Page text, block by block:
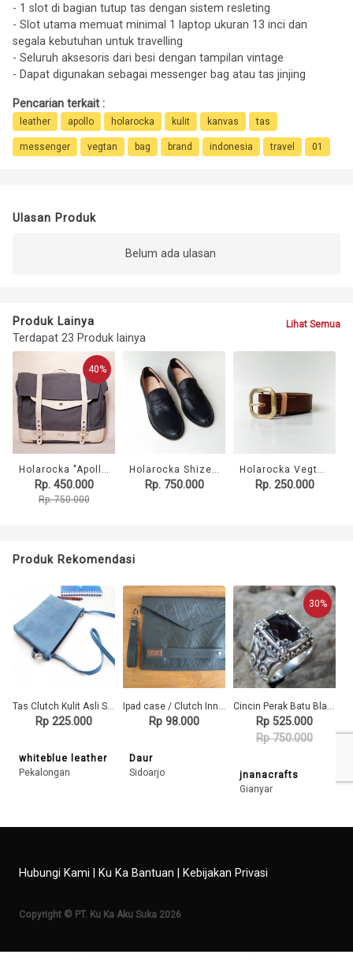
- 1 slot di bagian tutup tas dengan sistem resleting
- Slot utama memuat minimal 1 laptop ukuran 13 inci dan
segala kebutuhan untuk travelling
- Seluruh aksesoris dari besi dengan tampilan vintage
- Dapat digunakan sebagai messenger bag atau tas jinjing
Pencarian terkait :
leather apollo holarocka kulit kanvas tas
messenger vegtan bag brand indonesia travel 01
Ulasan Produk
Belum ada ulasan
Produk Lainya
Terdapat 23 Produk lainya
Lihat Semua
40%
Holarocka "Apollo 03" Vegtan Leather x Canvas Messenger Bag
Rp. 450.000
Rp. 750.000
Holarocka Shizen 03 Black stitchdown loafers
Rp. 750.000
Holarocka Vegtan Leather Belt 02 - walnut ( Sabuk kulit )
Rp. 250.000
Produk Rekomendasi
Tas Clutch Kulit Asli Sapi Pull Up Warna Biru -Tas Kulit Asli-
Rp 225.000
whiteblue leather
Pekalongan
Ipad case / Clutch Innertube (Ban Dalam Truck) Label Coklat
Rp 98.000
Daur
Sidoarjo
30%
Cincin Perak Batu Black Onyx Chekerboard 58803
Rp 525.000
Rp 750.000
jnanacrafts
Gianyar
Hubungi Kami Ku Ka Bantuan Kebijakan Privasi
Copyright © PT. Ku Ka Aku Suka 2026